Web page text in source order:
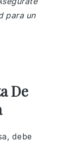
para un
De
debe